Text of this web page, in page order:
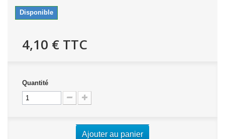
Disponible
4,10 € TTC
Quantité
Ajouter au panier